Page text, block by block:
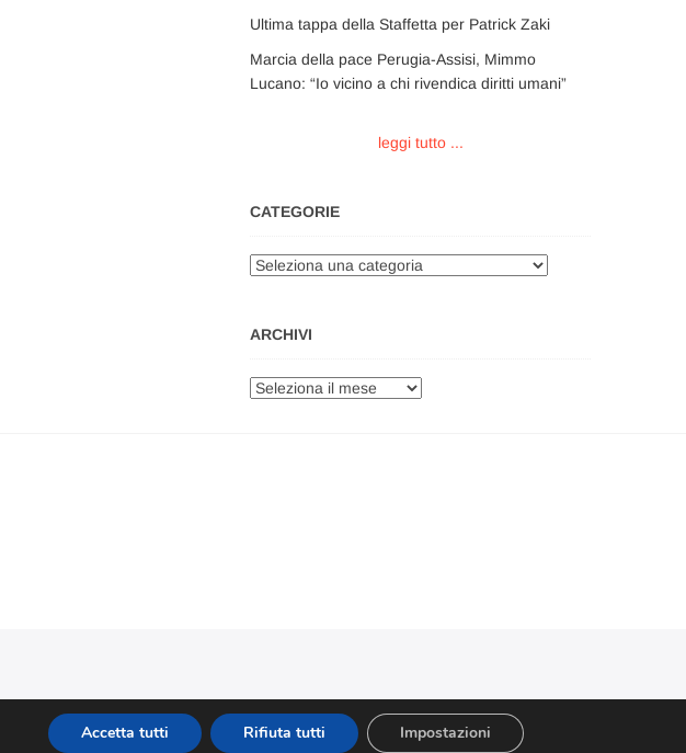
Ultima tappa della Staffetta per Patrick Zaki
Marcia della pace Perugia-Assisi, Mimmo
Lucano: “Io vicino a chi rivendica diritti umani”
leggi tutto ...
CATEGORIE
Categorie
ARCHIVI
Archivi
Accetta tutti Rifiuta tutti Impostazioni